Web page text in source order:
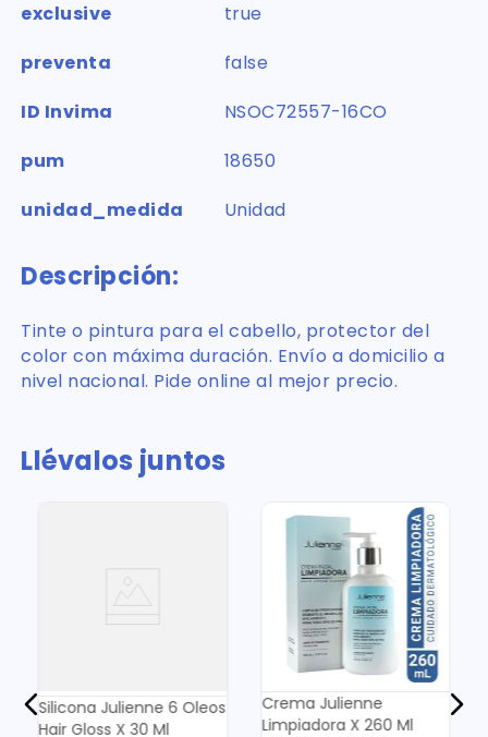
exclusive
true
preventa
false
ID Invima
NSOC72557-16CO
pum
18650
unidad_medida
Unidad
Descripción:
Tinte o pintura para el cabello, protector del
color con máxima duración. Envío a domicilio a
nivel nacional. Pide online al mejor precio.
Llévalos juntos
Silicona Julienne 6 Oleos
Hair Gloss X 30 Ml
Crema Julienne
Limpiadora X 260 Ml